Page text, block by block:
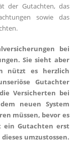
der Gutachten, das
sowie das
bei
Sie sieht aber
nützt es herzlich
Gutachter
Versicherten bei
neuen System
müssen, bevor es
ein Gutachten erst
umzustossen.